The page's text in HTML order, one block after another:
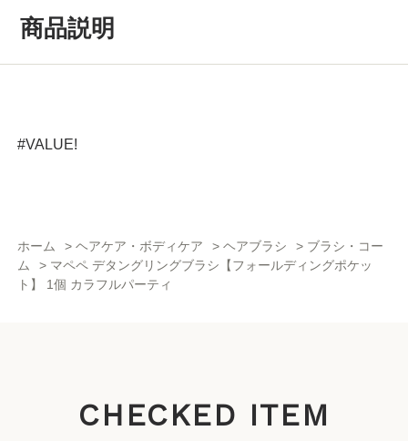
商品説明
#VALUE!
ホーム >ヘアケア・ボディケア >ヘアブラシ > ブラシ・コー
ム
> マペペ デタングリングブラシ【フォールディングポケッ
ト】 1個 カラフルパーティ
CHECKED ITEM